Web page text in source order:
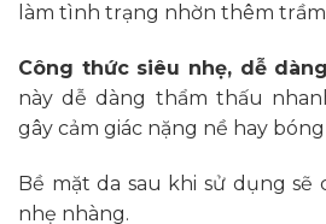
làm tình trạng nhờn thêm
Công thức siêu nhẹ, dễ
này dễ dàng thẩm thấu
gây cảm giác nặng nề hay
Bề mặt da sau khi sử dụng sẽ
nhẹ nhàng.